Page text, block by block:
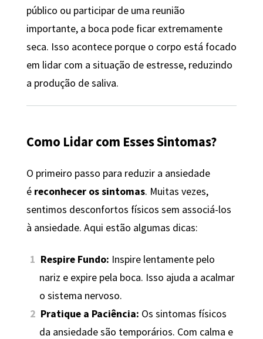
público ou participar de uma reunião
importante, a boca pode ficar extremamente
seca. Isso acontece porque o corpo está focado
em lidar com a situação de estresse, reduzindo
a produção de saliva.
Como Lidar com Esses Sintomas?
O primeiro passo para reduzir a ansiedade
é reconhecer os sintomas. Muitas vezes,
sentimos desconfortos físicos sem associá-los
à ansiedade. Aqui estão algumas dicas:
Respire Fundo: Inspire lentamente pelo
nariz e expire pela boca. Isso ajuda a acalmar
o sistema nervoso.
Pratique a Paciência: Os sintomas físicos
da ansiedade são temporários. Com calma e